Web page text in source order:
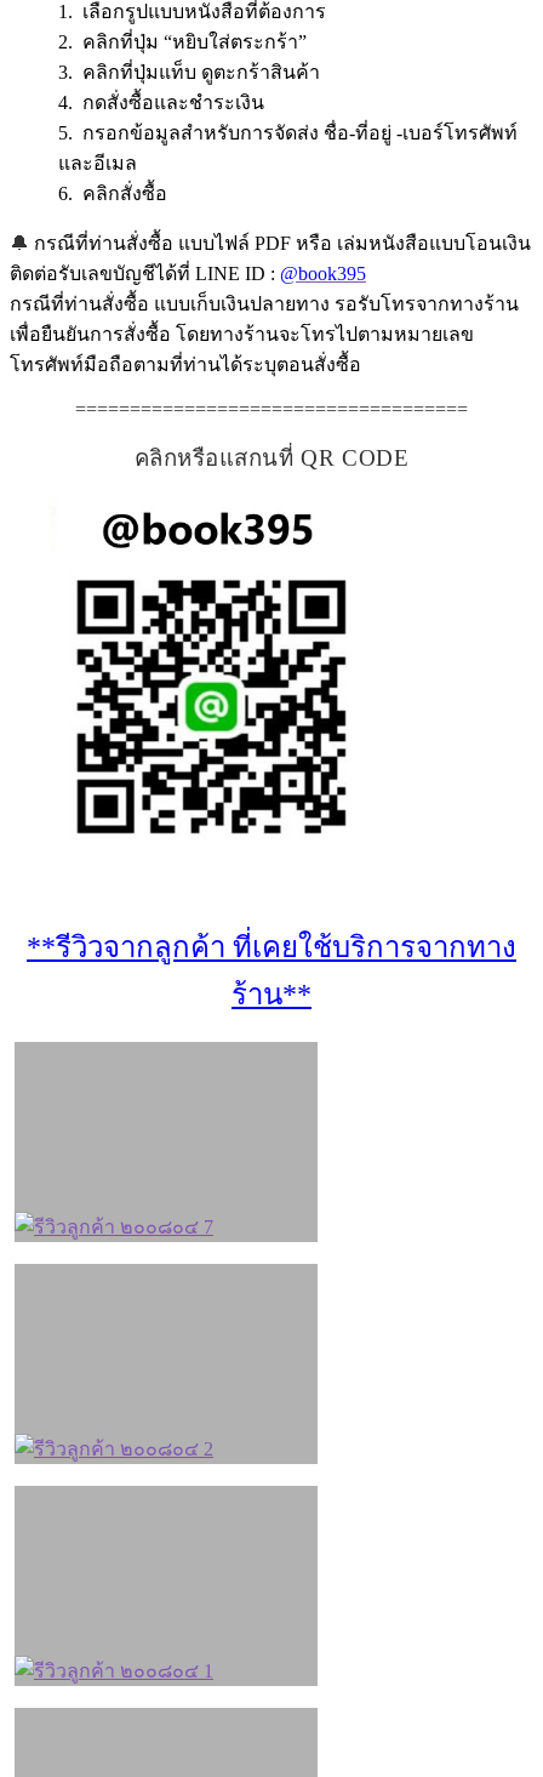
1. เลือกรูปแบบหนังสือที่ต้องการ
2. คลิกที่ปุ่ม “หยิบใส่ตระกร้า”
3. คลิกที่ปุ่มแท็บ ดูตะกร้าสินค้า
4. กดสั่งซื้อและชำระเงิน
5. กรอกข้อมูลสำหรับการจัดส่ง ชื่อ-ที่อยู่ -เบอร์โทรศัพท์
และอีเมล
6. คลิกสั่งซื้อ
🔔 กรณีที่ท่านสั่งซื้อ แบบไฟล์ PDF หรือ เล่มหนังสือแบบโอนเงิน
ติดต่อรับเลขบัญชีได้ที่ LINE ID : @book395
กรณีที่ท่านสั่งซื้อ แบบเก็บเงินปลายทาง รอรับโทรจากทางร้าน
เพื่อยืนยันการสั่งซื้อ โดยทางร้านจะโทรไปตามหมายเลข
โทรศัพท์มือถือตามที่ท่านได้ระบุตอนสั่งซื้อ
====================================
คลิกหรือแสกนที่ QR CODE
**รีวิวจากลูกค้า ที่เคยใช้บริการจากทาง
ร้าน**